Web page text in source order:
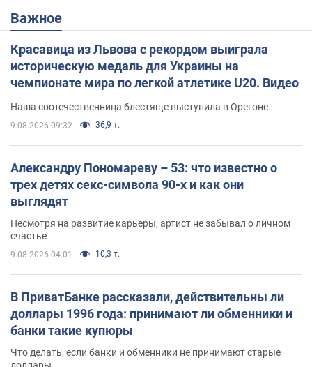
Важное
Красавица из Львова с рекордом выиграла
историческую медаль для Украины на
чемпионате мира по легкой атлетике U20. Видео
Наша соотечественница блестяще выступила в Орегоне
9.08.2026 09:32 36,9 т.
Александру Пономареву – 53: что известно о
трех детях секс-символа 90-х и как они
выглядят
Несмотря на развитие карьеры, артист не забывал о личном
счастье
9.08.2026 04:01 10,3 т.
В ПриватБанке рассказали, действительны ли
доллары 1996 года: принимают ли обменники и
банки такие купюры
Что делать, если банки и обменники не принимают старые
доллары